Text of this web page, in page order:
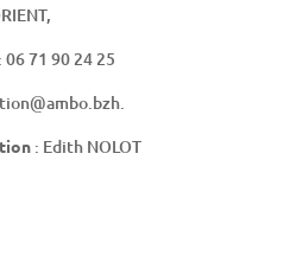
71 90 24 25
: Edith NOLOT